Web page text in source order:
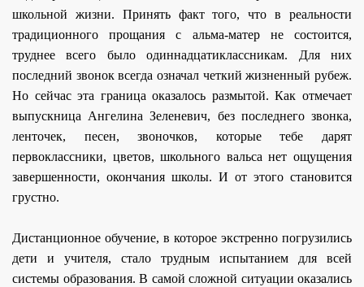
школьной жизни. Принять факт того, что в реальности
традиционного прощания с альма-матер не состоится,
труднее всего было одиннадцатиклассникам. Для них
последний звонок всегда означал четкий жизненный рубеж.
Но сейчас эта граница оказалось размытой. Как отмечает
выпускница Ангелина Зеленевич, без последнего звонка,
ленточек, песен, звоночков, которые тебе дарят
первоклассники, цветов, школьного вальса нет ощущения
завершенности, окончания школы. И от этого становится
грустно.
Дистанционное обучение, в которое экстренно погрузились
дети и учителя, стало трудным испытанием для всей
системы образования. В самой сложной ситуации оказались